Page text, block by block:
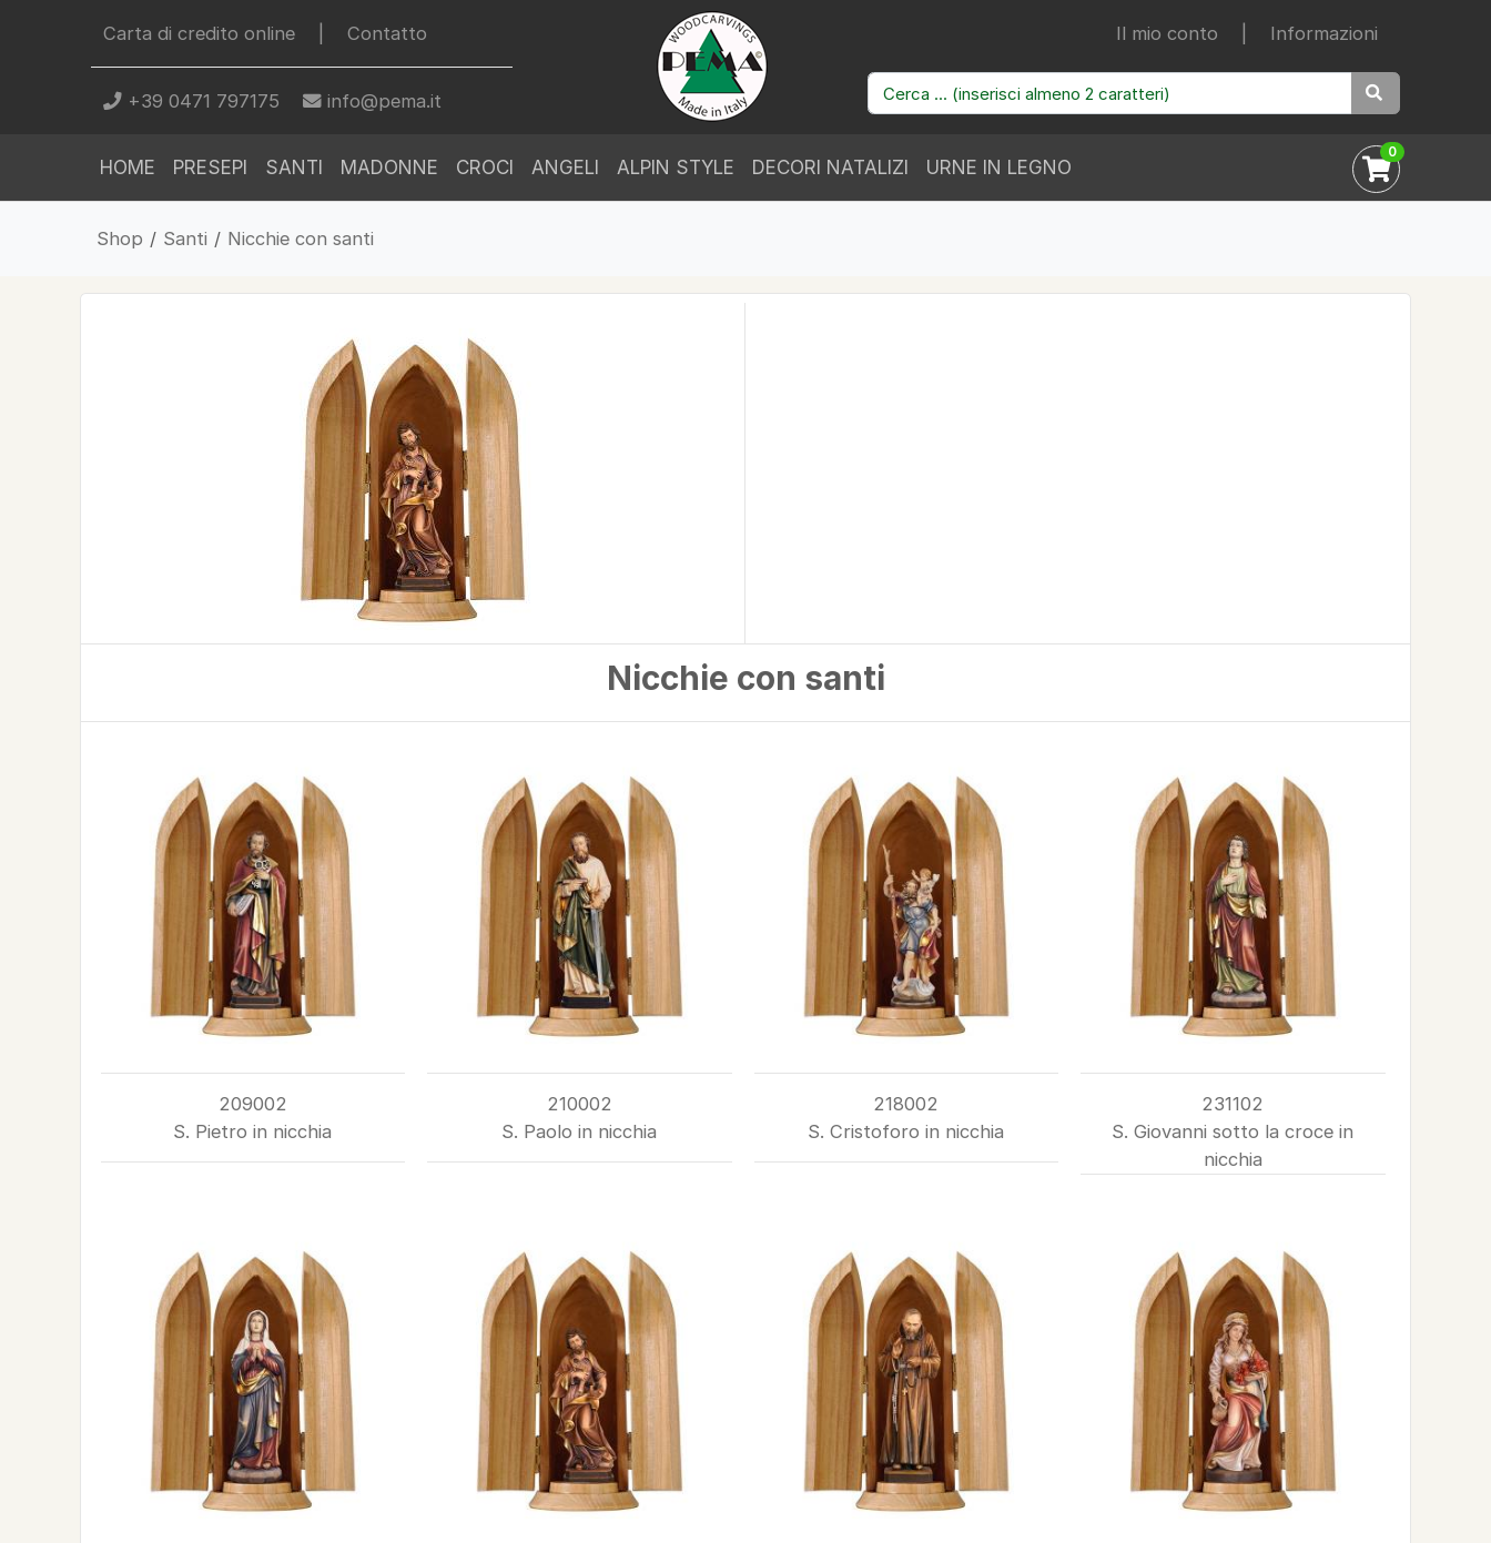
Carta di credito online Contatto
+39 0471 797175 info@pema.it
Il mio conto Informazioni
HOME PRESEPI SANTI MADONNE CROCI ANGELI ALPIN STYLE DECORI NATALIZI URNE IN LEGNO
0
Shop / Santi / Nicchie con santi
Nicchie con santi
209002
S. Pietro in nicchia
210002
S. Paolo in nicchia
218002
S. Cristoforo in nicchia
231102
S. Giovanni sotto la croce in
nicchia